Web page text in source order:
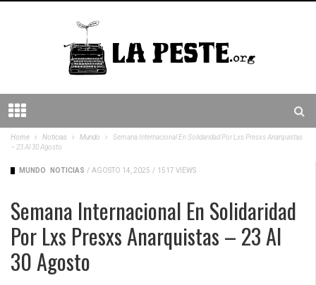
Home Noticias Mundo
Semana Internacional En Solidaridad Por Lxs Presxs Anarquistas
– 23 Al 30 Agosto
MUNDO NOTICIAS / AGOSTO 14, 2025 / 1517 VIEWS
Semana Internacional En Solidaridad
Por Lxs Presxs Anarquistas – 23 Al
30 Agosto